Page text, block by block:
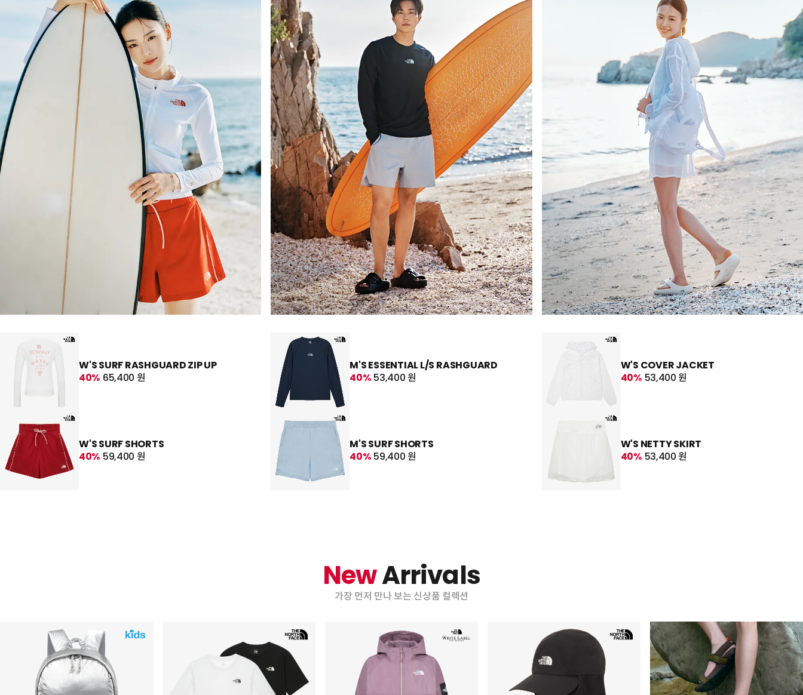
W'S SURF RASHGUARD ZIP UP
65,400 원
40%
W'S SURF SHORTS
59,400 원
40%
M'S ESSENTIAL L/S RASHGUARD
53,400 원
40%
M'S SURF SHORTS
59,400 원
40%
W'S COVER JACKET
53,400 원
40%
W'S NETTY SKIRT
53,400 원
40%
NewArrivals
가장 먼저 만나 보는 신상품 컬렉션